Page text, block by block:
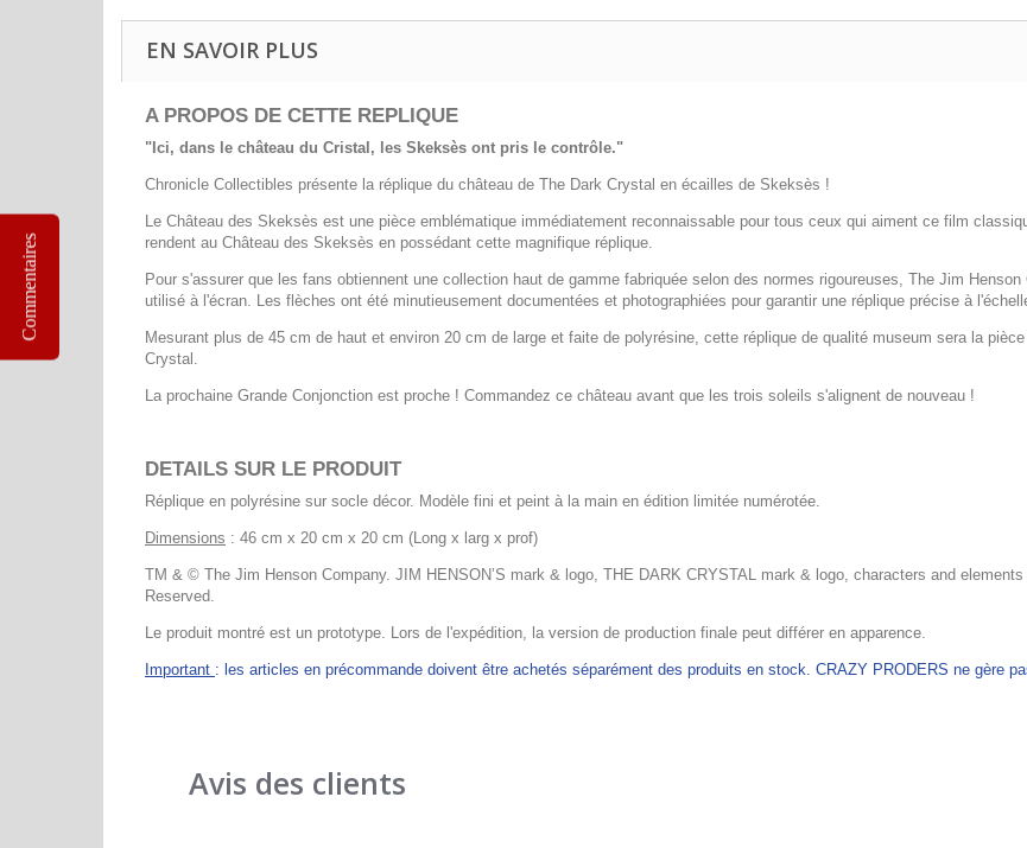
EN SAVOIR PLUS
A PROPOS DE CETTE REPLIQUE
"Ici, dans le château du Cristal, les Skeksès ont pris le contrôle."
Chronicle Collectibles présente la réplique du château de The Dark Crystal en écailles de Skeksès !
Le Château des Skeksès est une pièce emblématique immédiatement reconnaissable pour tous ceux qui aiment ce film
rendent au Château des Skeksès en possédant cette magnifique réplique.
Pour s'assurer que les fans obtiennent une collection haut de gamme fabriquée selon des normes rigoureuses, The Jim
utilisé à l'écran. Les flèches ont été minutieusement documentées et photographiées pour garantir une réplique précise à
Mesurant plus de 45 cm de haut et environ 20 cm de large et faite de polyrésine, cette réplique de qualité museum sera la
Crystal.
La prochaine Grande Conjonction est proche ! Commandez ce château avant que les trois soleils s'alignent de nouveau !
DETAILS SUR LE PRODUIT
Réplique en polyrésine sur socle décor. Modèle fini et peint à la main en édition limitée numérotée.
Dimensions : 46 cm x 20 cm x 20 cm (Long x larg x prof)
TM & © The Jim Henson Company. JIM HENSON’S mark & logo, THE DARK CRYSTAL mark & logo, characters and
Reserved.
Le produit montré est un prototype. Lors de l'expédition, la version de production finale peut différer en apparence.
Important : les articles en précommande doivent être achetés séparément des produits en stock. CRAZY PRODERS ne gère
Avis des clients
Commentaires